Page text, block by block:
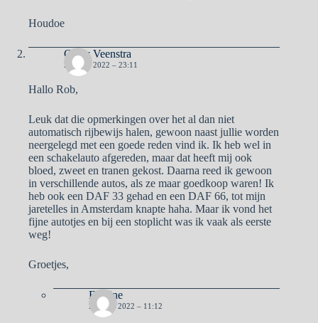
Houdoe
Corry Veenstra
23 JULI 2022 – 23:11
Hallo Rob,
Leuk dat die opmerkingen over het al dan niet
automatisch rijbewijs halen, gewoon naast jullie worden
neergelegd met een goede reden vind ik. Ik heb wel in
een schakelauto afgereden, maar dat heeft mij ook
bloed, zweet en tranen gekost. Daarna reed ik gewoon
in verschillende autos, als ze maar goedkoop waren! Ik
heb ook een DAF 33 gehad en een DAF 66, tot mijn
jaretelles in Amsterdam knapte haha. Maar ik vond het
fijne autotjes en bij een stoplicht was ik vaak als eerste
weg!
Groetjes,
Eveline
24 JULI 2022 – 11:12